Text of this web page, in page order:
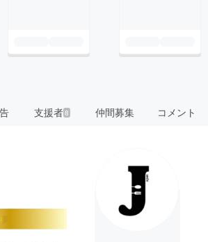
支援者8 仲間募集 コメント